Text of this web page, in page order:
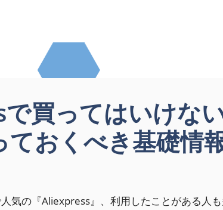
買ってはいけな
ておくべき基礎情
気の『Aliexpress』、利用したことがある人